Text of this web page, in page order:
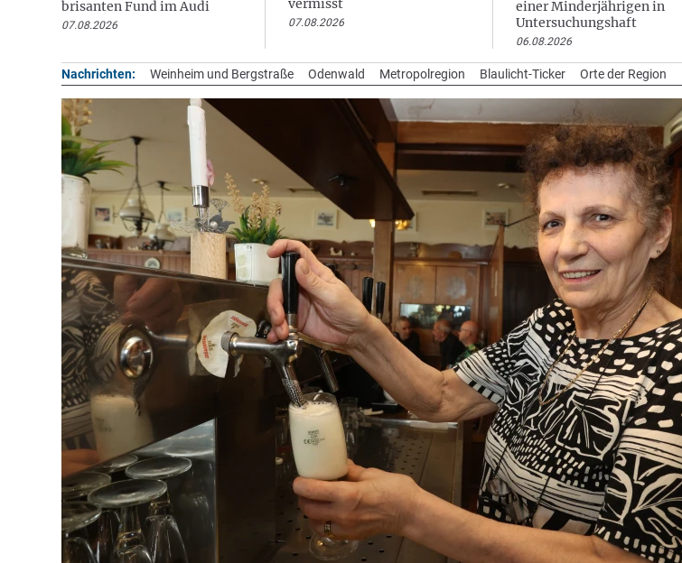
brisanten Fund im Audi
07.08.2026
vermisst
07.08.2026
einer Minderjährigen in
Untersuchungshaft
06.08.2026
Nachrichten: Weinheim und Bergstraße Odenwald Metropolregion Blaulicht-Ticker Orte der Region